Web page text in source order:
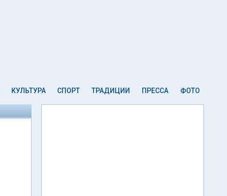
КУЛЬТУРА СПОРТ ТРАДИЦИИ ПРЕССА ФОТО